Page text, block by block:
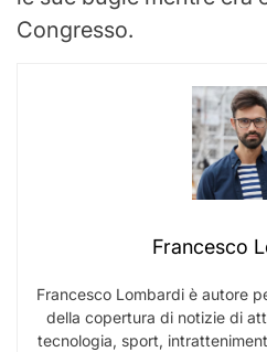
Congresso.
Francesco
Francesco Lombardi è autore
della copertura di notizie di
tecnologia, sport,